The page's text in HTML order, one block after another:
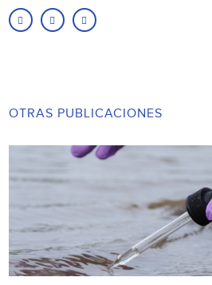
OTRAS PUBLICACIONES